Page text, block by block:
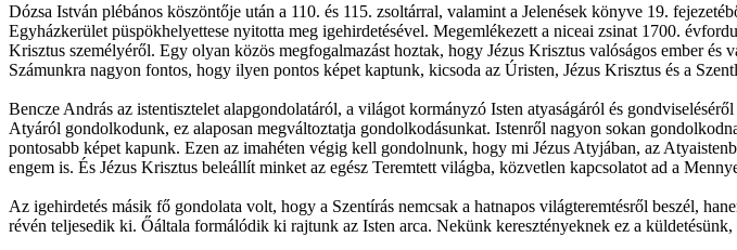
Dózsa István plébános köszöntője után a 110. és 115. zsoltárral, valamint a Jelenések könyve 19.
Egyházkerület püspökhelyettese nyitotta meg igehirdetésével. Megemlékezett a niceai zsinat 1700.
Krisztus személyéről. Egy olyan közös megfogalmazást hoztak, hogy Jézus Krisztus valóságos ember és
Számunkra nagyon fontos, hogy ilyen pontos képet kaptunk, kicsoda az Úristen, Jézus Krisztus és a
Bencze András az istentisztelet alapgondolatáról, a világot kormányzó Isten atyaságáról és
Atyáról gondolkodunk, ez alaposan megváltoztatja gondolkodásunkat. Istenről nagyon sokan
pontosabb képet kapunk. Ezen az imahéten végig kell gondolnunk, hogy mi Jézus Atyjában, az
engem is. És Jézus Krisztus beleállít minket az egész Teremtett világba, közvetlen kapcsolatot ad a
Az igehirdetés másik fő gondolata volt, hogy a Szentírás nemcsak a hatnapos világteremtésről beszél,
révén teljesedik ki. Őáltala formálódik ki rajtunk az Isten arca. Nekünk keresztényeknek ez a